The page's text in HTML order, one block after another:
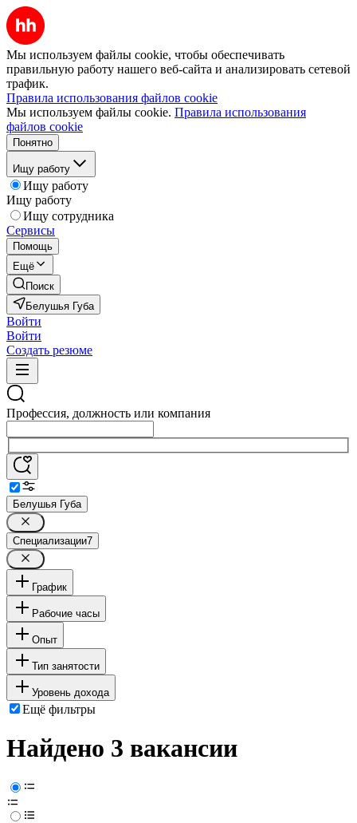
Мы используем файлы cookie, чтобы обеспечивать
правильную работу нашего веб-сайта и анализировать сетевой
трафик.
Правила использования файлов cookie
Мы используем файлы cookie. Правила использования
файлов cookie
Понятно
Ищу работу
Ищу работу
Ищу работу
Ищу сотрудника
Сервисы
Помощь
Ещё
Поиск
Белушья Губа
Войти
Войти
Создать резюме
Профессия, должность или компания
Белушья Губа
Специализации7
График
Рабочие часы
Опыт
Тип занятости
Уровень дохода
Ещё фильтры
Найдено 3 вакансии